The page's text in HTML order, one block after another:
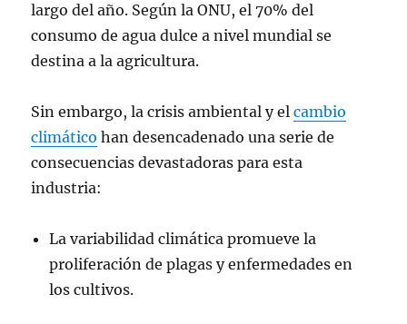
largo del año. Según la ONU, el 70% del
consumo de agua dulce a nivel mundial se
destina a la agricultura.
Sin embargo, la crisis ambiental y elcambio
climático han desencadenado una serie de
consecuencias devastadoras para esta
industria:
La variabilidad climática promueve la
proliferación de plagas y enfermedades en
los cultivos.